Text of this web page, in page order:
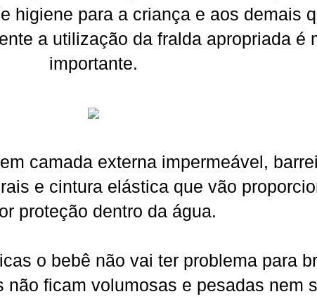
higiene para a criança e aos demais
a utilização da fralda apropriada é
importante.
camada externa impermeável,
e cintura elástica que vão
proteção dentro da água.
o bebê não vai ter problema para
não ficam volumosas e pesadas nem